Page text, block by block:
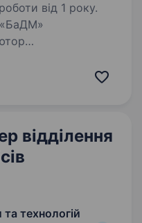
від 1 року.
ліками
відділення
технологій